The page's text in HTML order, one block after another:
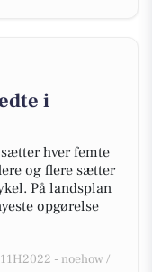
i
hver femte
og flere sætter
På landsplan
opgørelse
- noehow /